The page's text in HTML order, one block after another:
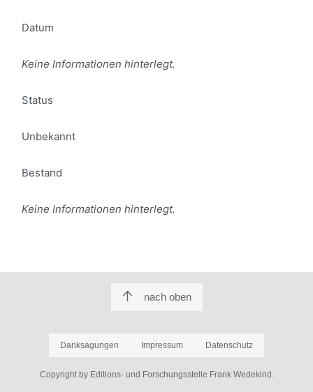
Datum
Keine Informationen hinterlegt.
Status
Unbekannt
Bestand
Keine Informationen hinterlegt.
nach oben
Danksagungen Impressum Datenschutz
Copyright by Editions- und Forschungsstelle Frank Wedekind.